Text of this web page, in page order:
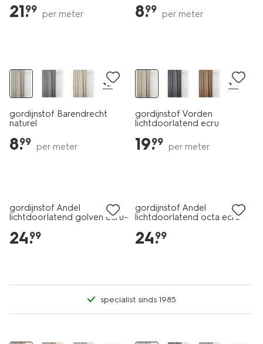
21.
99 per meter 8.
99 per meter
+2
gordijnstof Barendrecht
naturel
8.
99 per meter
+4
gordijnstof Vorden
lichtdoorlatend ecru
19.
99 per meter
gordijnstof Andel
lichtdoorlatend golven ecru-
24.
99
gordijnstof Andel
lichtdoorlatend octa ecru-
24.
99
specialist sinds 1985